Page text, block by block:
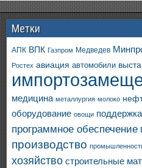
Метки
АПК ВПК Газпром Медведев
Ростех авиация автомобили
медицина металлургия молоко
оборудование овощи поддержка
программное обеспечение
производство
хозяйство строительные